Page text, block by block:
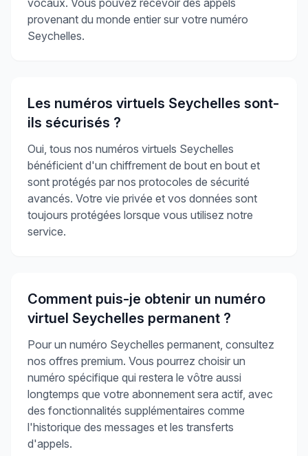
provenant du monde entier sur votre numéro
Seychelles.
Les numéros virtuels Seychelles sont-
ils sécurisés ?
Oui, tous nos numéros virtuels Seychelles
bénéficient d'un chiffrement de bout en bout et
sont protégés par nos protocoles de sécurité
avancés. Votre vie privée et vos données sont
toujours protégées lorsque vous utilisez notre
service.
Comment puis-je obtenir un numéro
virtuel Seychelles permanent ?
Pour un numéro Seychelles permanent, consultez
nos offres premium. Vous pourrez choisir un
numéro spécifique qui restera le vôtre aussi
longtemps que votre abonnement sera actif, avec
des fonctionnalités supplémentaires comme
l'historique des messages et les transferts
d'appels.